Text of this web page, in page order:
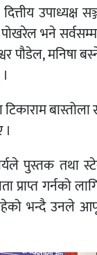
उपाध्यक्ष
पोखरेल भने
पौडेल, मनिषा
बास्तोला
पुस्तक तथा
गर्नको
रहेको भन्दै उनले